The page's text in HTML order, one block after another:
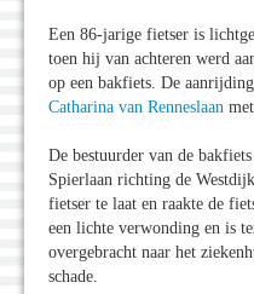
Een 86-jarige fietser is
toen hij van achteren werd
op een bakfiets. De
Catharina van Renneslaan
De bestuurder van de
Spierlaan richting de
fietser te laat en raakte de
een lichte verwonding en is
overgebracht naar het
schade.